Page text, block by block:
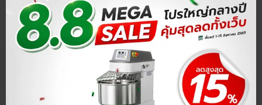
หรือทำอาหารทั่ว ๆ ไป
2. ถุงซิปล็อกเก็บความเย็น
ผลิตจากพลาสติก Matt film, PET และ
PE เคลือบด้วยวัสดุพิเศษ VMPET (ฟิล์มพลาสติกโพลีเอสเตอร์
เคลือบด้วยอลูมิเนียม) คุณสมบัติสะท้อนรังสีความร้อน และรักษา